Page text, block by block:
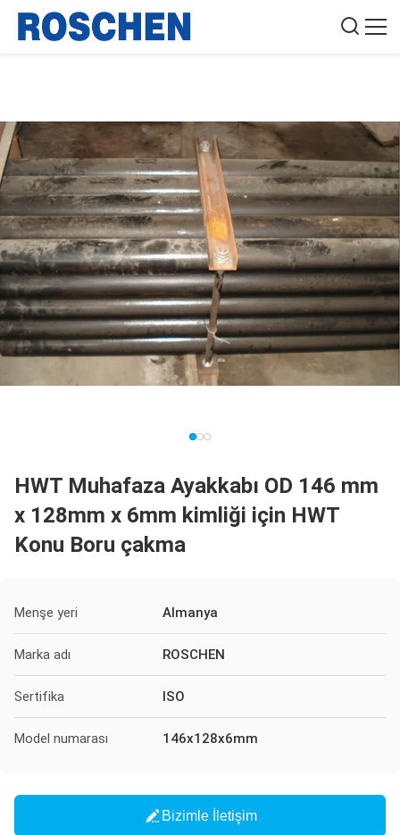
HWT Muhafaza Ayakkabı OD 146 mm
x 128mm x 6mm kimliği için HWT
Konu Boru çakma
Menşe yeri Almanya
Marka adı ROSCHEN
Sertifika ISO
Model numarası 146x128x6mm
Bizimle İletişim